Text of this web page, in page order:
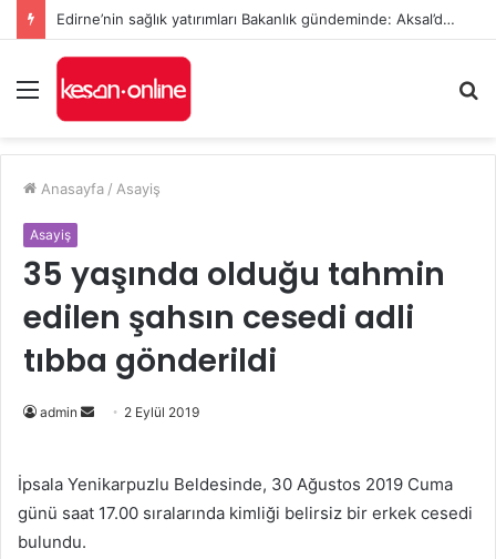
Edirne’nin sağlık yatırımları Bakanlık gündeminde: Aksal’dan Keşan için iki önemli talep
Menü
...
Anasayfa / Asayiş
Asayiş
35 yaşında olduğu tahmin
edilen şahsın cesedi adli
tıbba gönderildi
admin
Bir
göndermek
2 Eylül 2019
İpsala Yenikarpuzlu Beldesinde, 30 Ağustos 2019 Cuma
günü saat 17.00 sıralarında kimliği belirsiz bir erkek cesedi
bulundu.